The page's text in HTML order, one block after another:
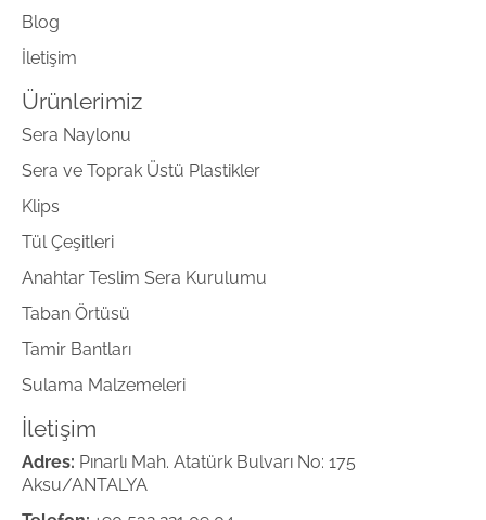
Blog
İletişim
Ürünlerimiz
Sera Naylonu
Sera ve Toprak Üstü Plastikler
Klips
Tül Çeşitleri
Anahtar Teslim Sera Kurulumu
Taban Örtüsü
Tamir Bantları
Sulama Malzemeleri
İletişim
Adres: Pınarlı Mah. Atatürk Bulvarı No: 175
Aksu/ANTALYA